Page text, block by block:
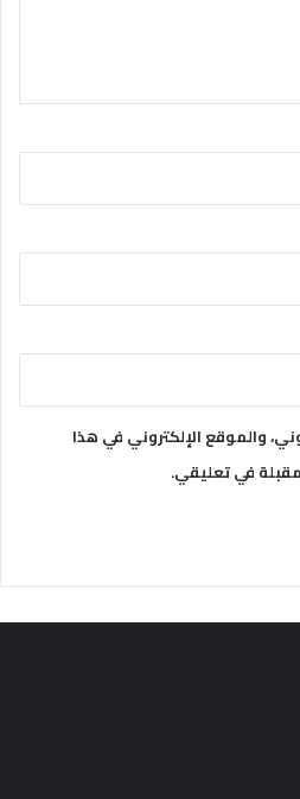
والموقع الإلكتروني في هذا
في تعليقي.